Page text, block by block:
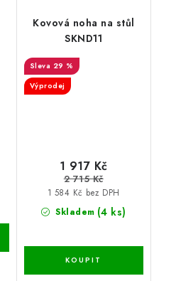
Kovová noha na stůl
SKND11
29 %
Výprodej
Skladem (4 ks)
1 584 Kč bez DPH
1 917 Kč
2 715 Kč